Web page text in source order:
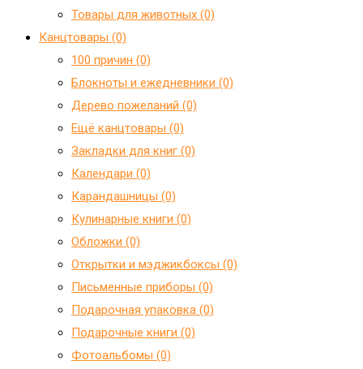
Товары для животных (0)
Канцтовары (0)
100 причин (0)
Блокноты и ежедневники (0)
Дерево пожеланий (0)
Ещё канцтовары (0)
Закладки для книг (0)
Календари (0)
Карандашницы (0)
Кулинарные книги (0)
Обложки (0)
Открытки и мэджикбоксы (0)
Письменные приборы (0)
Подарочная упаковка (0)
Подарочные книги (0)
Фотоальбомы (0)